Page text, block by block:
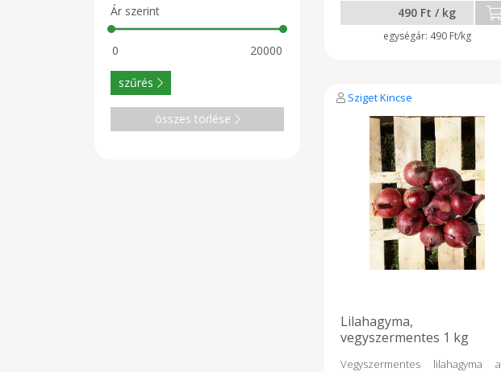
Ár szerint
szűrés
összes törlése
490 Ft / kg
490 Ft/kg
Sziget Kincse
Lilahagyma,
vegyszermentes 1 kg
Vegyszermentes lilahagyma a